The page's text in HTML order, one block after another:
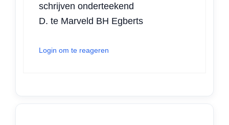
schrijven onderteekend
D. te Marveld BH Egberts
Login om te reageren